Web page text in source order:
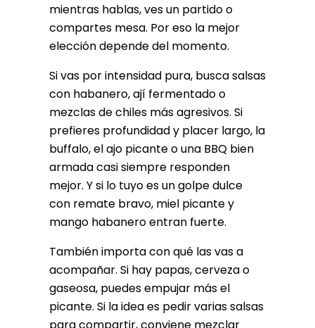
mientras hablas, ves un partido o
compartes mesa. Por eso la mejor
elección depende del momento.
Si vas por intensidad pura, busca salsas
con habanero, ají fermentado o
mezclas de chiles más agresivos. Si
prefieres profundidad y placer largo, la
buffalo, el ajo picante o una BBQ bien
armada casi siempre responden
mejor. Y si lo tuyo es un golpe dulce
con remate bravo, miel picante y
mango habanero entran fuerte.
También importa con qué las vas a
acompañar. Si hay papas, cerveza o
gaseosa, puedes empujar más el
picante. Si la idea es pedir varias salsas
para compartir, conviene mezclar